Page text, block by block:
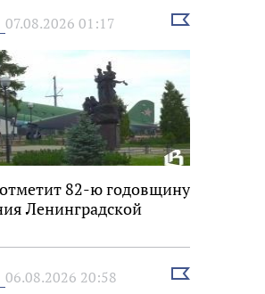
07.08.2026 01:17
Выбрать
82-ю годовщину
Ленинградской
06.08.2026 20:58
Выбрать